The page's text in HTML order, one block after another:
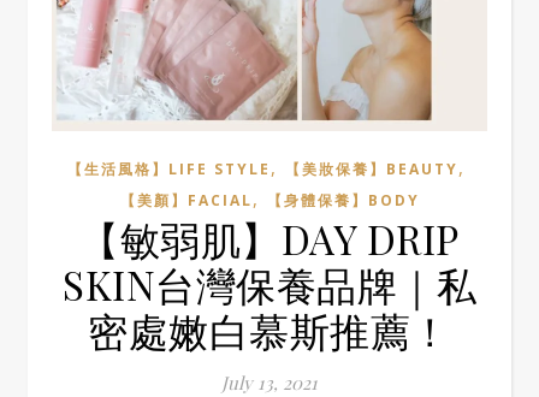
【生活風格】LIFE STYLE , 【美妝保養】BEAUTY,
【美顏】FACIAL, 【身體保養】BODY
【敏弱肌】DAY DRIP
SKIN台灣保養品牌｜私
密處嫩白慕斯推薦！
July 13, 2021